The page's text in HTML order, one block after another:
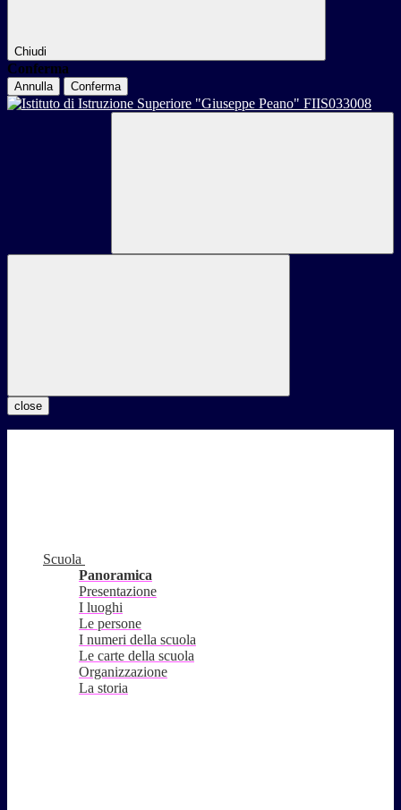
Chiudi
Conferma
Annulla Conferma
close
Scuola
Panoramica
Presentazione
I luoghi
Le persone
I numeri della scuola
Le carte della scuola
Organizzazione
La storia